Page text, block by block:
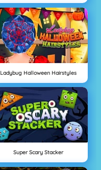
Ladybug Halloween Hairstyles
Super Scary Stacker